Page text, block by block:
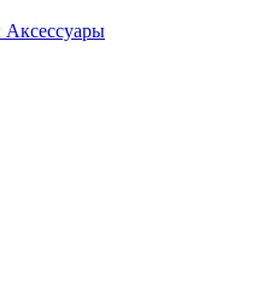
Аксессуары